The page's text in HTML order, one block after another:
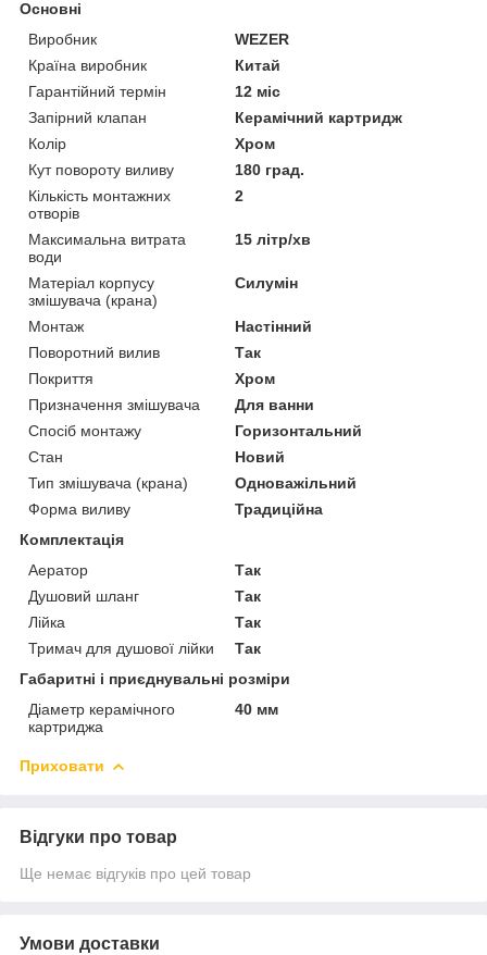
Основні
Виробник
WEZER
Країна виробник
Китай
Гарантійний термін
12 міс
Запірний клапан
Керамічний картридж
Колір
Хром
Кут повороту виливу
180 град.
Кількість монтажних
отворів
2
Максимальна витрата
води
15 літр/хв
Матеріал корпусу
змішувача (крана)
Силумін
Монтаж
Настінний
Поворотний вилив
Так
Покриття
Хром
Призначення змішувача
Для ванни
Спосіб монтажу
Горизонтальний
Стан
Новий
Тип змішувача (крана)
Одноважільний
Форма виливу
Традиційна
Комплектація
Аератор
Так
Душовий шланг
Так
Лійка
Так
Тримач для душової лійки
Так
Габаритні і приєднувальні розміри
Діаметр керамічного
картриджа
40 мм
Приховати
Відгуки про товар
Ще немає відгуків про цей товар
Умови доставки